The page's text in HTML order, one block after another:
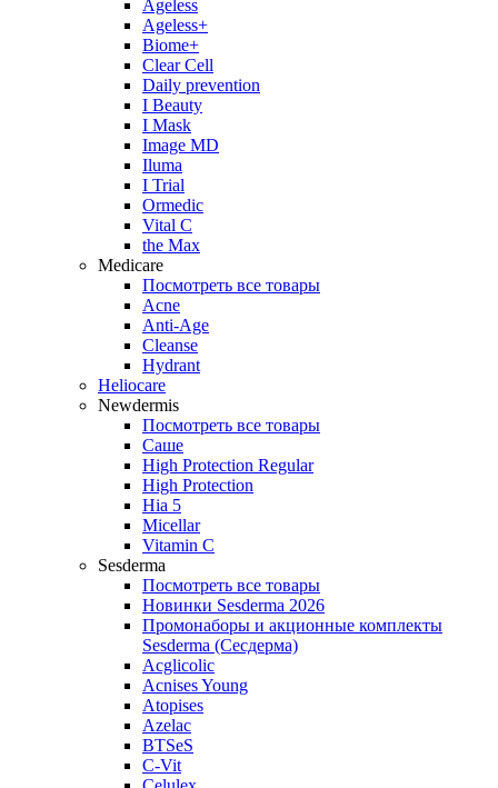
Ageless
Ageless+
Biome+
Clear Cell
Daily prevention
I Beauty
I Mask
Image MD
Iluma
I Trial
Ormedic
Vital C
the Max
Medicare
Посмотреть все товары
Acne
Anti‑Age
Cleanse
Hydrant
Heliocare
Newdermis
Посмотреть все товары
Саше
High Protection Regular
High Protection
Hia 5
Micellar
Vitamin C
Sesderma
Посмотреть все товары
Новинки Sesderma 2026
Промонаборы и акционные комплекты
Sesderma (Сесдерма)
Acglicolic
Acnises Young
Atopises
Azelac
BTSeS
C‑Vit